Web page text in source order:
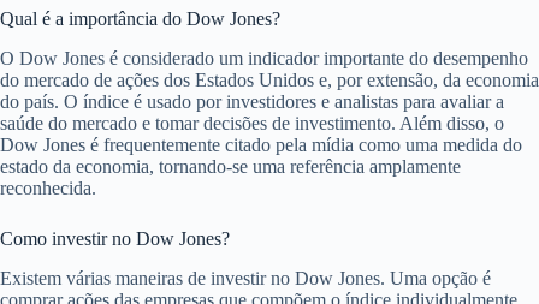
Qual é a importância do Dow Jones?
O Dow Jones é considerado um indicador importante do desempenho
do mercado de ações dos Estados Unidos e, por extensão, da economia
do país. O índice é usado por investidores e analistas para avaliar a
saúde do mercado e tomar decisões de investimento. Além disso, o
Dow Jones é frequentemente citado pela mídia como uma medida do
estado da economia, tornando-se uma referência amplamente
reconhecida.
Como investir no Dow Jones?
Existem várias maneiras de investir no Dow Jones. Uma opção é
comprar ações das empresas que compõem o índice individualmente.